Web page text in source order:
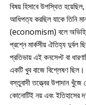
বিষয় হিসাবে উপস্থিত হয়েছিল,
আধিপত্য করছিল যাকে তিনি
(economism) বলে অভিহিত
প্রশ্নে মার্কসীয় ঐতিহ্য দুর্বল
প্রতিভায় এই কনসেপ্ট বা
একটি খুব বাজে বিশ্লেষণ
বস্তুবাদী তত্ত্বের উপাদান খুঁজে
কোনোটিই নয় এবং ইতিহাসের